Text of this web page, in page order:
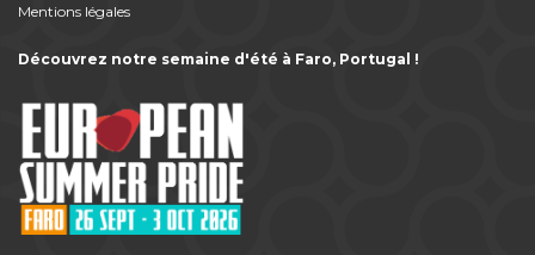
Mentions légales
Découvrez notre semaine d'été à Faro, Portugal !